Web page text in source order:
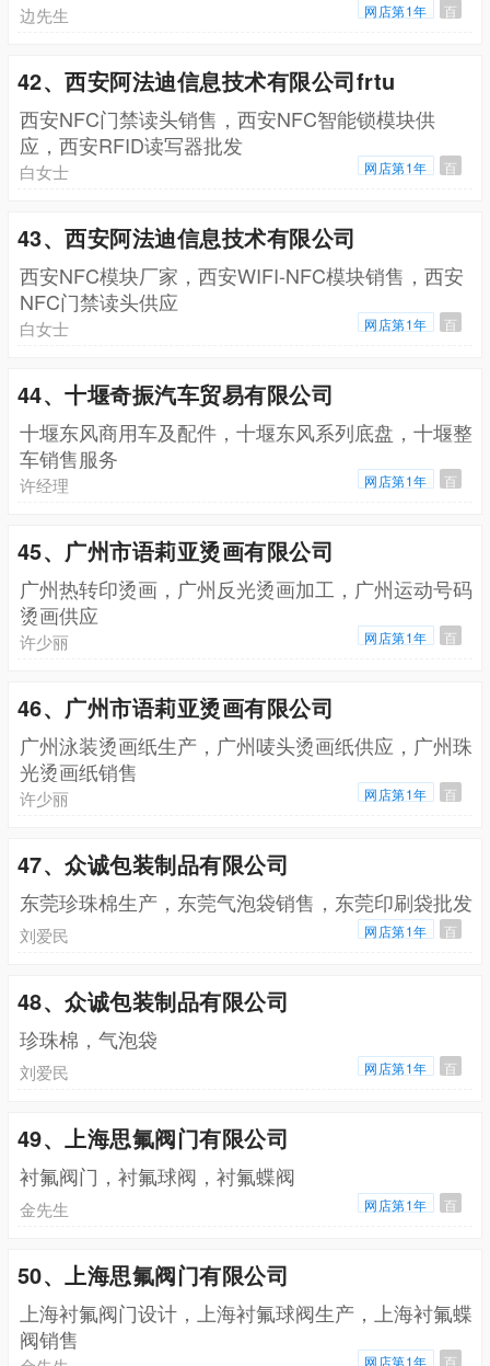
边先生 网店第1年 百
42、西安阿法迪信息技术有限公司frtu
西安NFC门禁读头销售，西安NFC智能锁模块供
应，西安RFID读写器批发
白女士 网店第1年 百
43、西安阿法迪信息技术有限公司
西安NFC模块厂家，西安WIFI-NFC模块销售，西安
NFC门禁读头供应
白女士 网店第1年 百
44、十堰奇振汽车贸易有限公司
十堰东风商用车及配件，十堰东风系列底盘，十堰整
车销售服务
许经理 网店第1年 百
45、广州市语莉亚烫画有限公司
广州热转印烫画，广州反光烫画加工，广州运动号码
烫画供应
许少丽 网店第1年 百
46、广州市语莉亚烫画有限公司
广州泳装烫画纸生产，广州唛头烫画纸供应，广州珠
光烫画纸销售
许少丽 网店第1年 百
47、众诚包装制品有限公司
东莞珍珠棉生产，东莞气泡袋销售，东莞印刷袋批发
刘爱民 网店第1年 百
48、众诚包装制品有限公司
珍珠棉，气泡袋
刘爱民 网店第1年 百
49、上海思氟阀门有限公司
衬氟阀门，衬氟球阀，衬氟蝶阀
金先生 网店第1年 百
50、上海思氟阀门有限公司
上海衬氟阀门设计，上海衬氟球阀生产，上海衬氟蝶
阀销售
网店第1年 百